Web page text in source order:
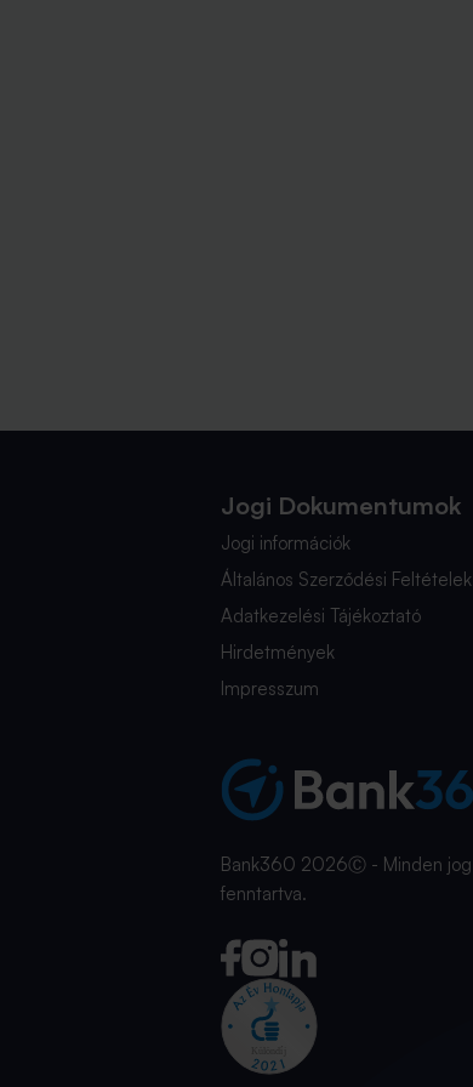
Jogi Dokumentumok
Jogi információk
Általános Szerződési Feltételek
Adatkezelési Tájékoztató
Hirdetmények
Impresszum
Bank360 2026Ⓒ - Minden jog
fenntartva.